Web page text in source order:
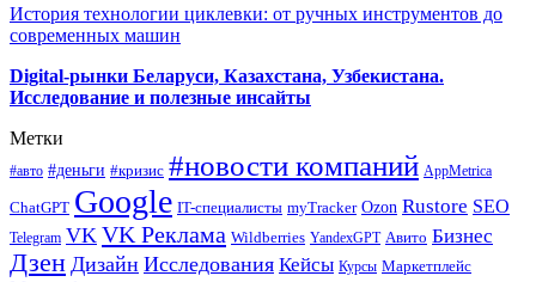
История технологии циклевки: от ручных инструментов до
современных машин
Digital-рынки Беларуси, Казахстана, Узбекистана.
Исследование и полезные инсайты
Метки
#авто #деньги #кризис #новости компаний AppMetrica
ChatGPT Google IT-специалисты myTracker Ozon Rustore SEO
Telegram VK VK Реклама Wildberries YandexGPT Авито Бизнес
Дзен Дизайн Исследования Кейсы Курсы Маркетплейс